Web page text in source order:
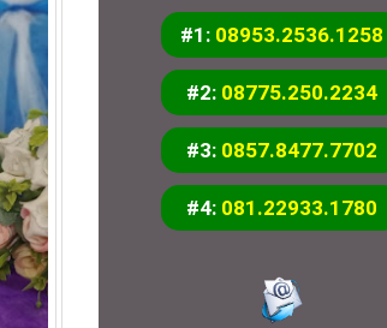
#1: 08953.2536.1258
#2: 08775.250.2234
#3: 0857.8477.7702
#4: 081.22933.1780